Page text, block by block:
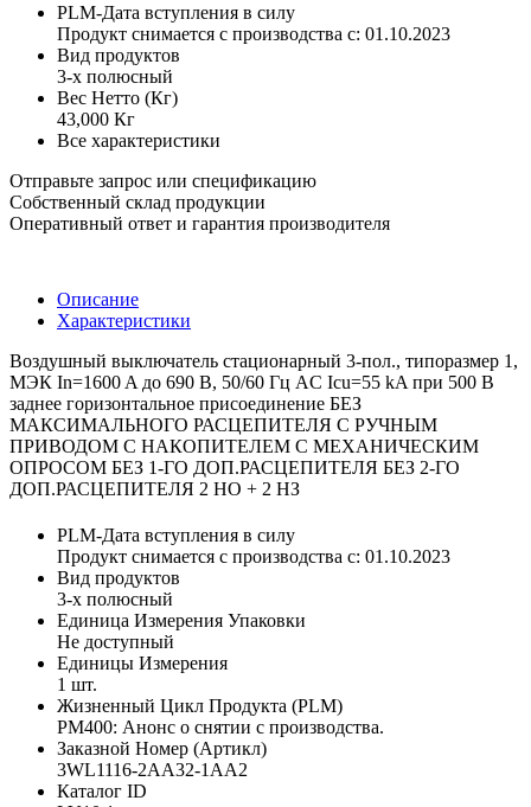
PLM-Дата вступления в силу
Продукт снимается с производства с: 01.10.2023
Вид продуктов
3-х полюсный
Вес Нетто (Кг)
43,000 Кг
Все характеристики
Отправьте запрос или спецификацию
Собственный склад продукции
Оперативный ответ и гарантия производителя
Описание
Характеристики
Воздушный выключатель стационарный 3-пол., типоразмер 1,
МЭК In=1600 A до 690 В, 50/60 Гц AC Icu=55 kA при 500 В
заднее горизонтальное присоединение БЕЗ
МАКСИМАЛЬНОГО РАСЦЕПИТЕЛЯ С РУЧНЫМ
ПРИВОДОМ С НАКОПИТЕЛЕМ С МЕХАНИЧЕСКИМ
ОПРОСОМ БЕЗ 1-ГО ДОП.РАСЦЕПИТЕЛЯ БЕЗ 2-ГО
ДОП.РАСЦЕПИТЕЛЯ 2 НО + 2 НЗ
PLM-Дата вступления в силу
Продукт снимается с производства с: 01.10.2023
Вид продуктов
3-х полюсный
Единица Измерения Упаковки
Не доступный
Единицы Измерения
1 шт.
Жизненный Цикл Продукта (PLM)
PM400: Анонс о снятии с производства.
Заказной Номер (Артикл)
3WL1116-2AA32-1AA2
Каталог ID